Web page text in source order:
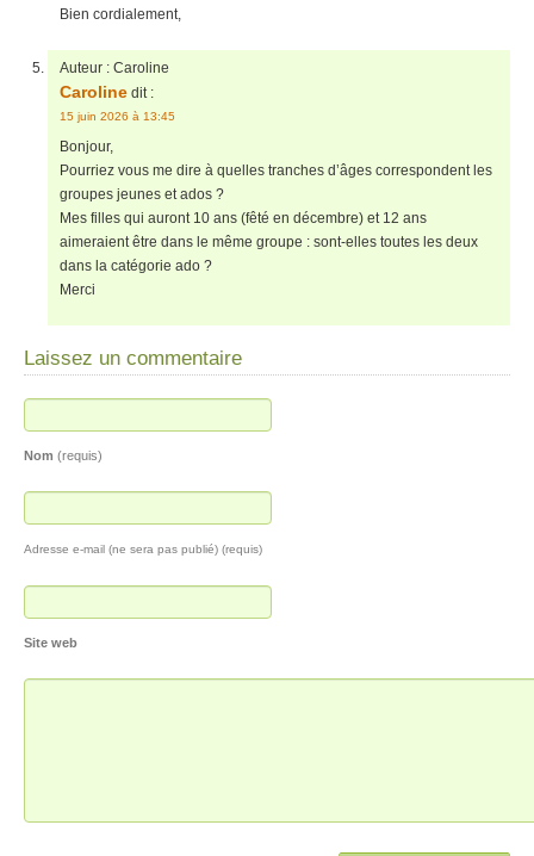
Bien cordialement,
Auteur : Caroline
Caroline dit :
15 juin 2026 à 13:45
Bonjour,
Pourriez vous me dire à quelles tranches d’âges correspondent les
groupes jeunes et ados ?
Mes filles qui auront 10 ans (fêté en décembre) et 12 ans
aimeraient être dans le même groupe : sont-elles toutes les deux
dans la catégorie ado ?
Merci
Laissez un commentaire
Nom (requis)
Adresse e-mail (ne sera pas publié) (requis)
Site web